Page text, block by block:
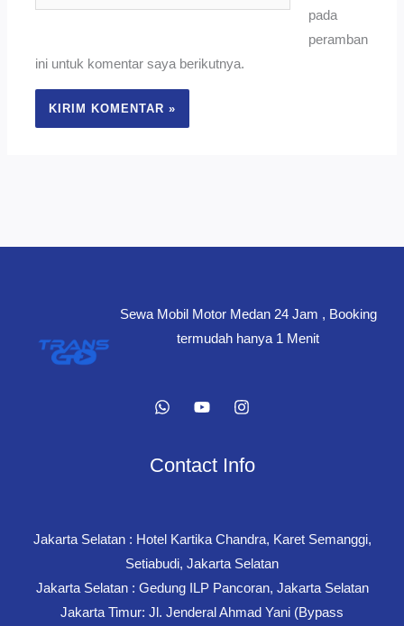
Web
pada
peramban
ini untuk komentar saya berikutnya.
Sewa Mobil Motor Medan 24 Jam , Booking
termudah hanya 1 Menit
Contact Info
Jakarta Selatan : Hotel Kartika Chandra, Karet Semanggi,
Setiabudi, Jakarta Selatan
Jakarta Selatan : Gedung ILP Pancoran, Jakarta Selatan
Jakarta Timur: Jl. Jenderal Ahmad Yani (Bypass